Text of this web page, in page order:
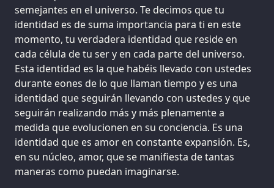
semejantes en el universo. Te decimos que tu
identidad es de suma importancia para ti en este
momento, tu verdadera identidad que reside en
cada célula de tu ser y en cada parte del universo.
Esta identidad es la que habéis llevado con ustedes
durante eones de lo que llaman tiempo y es una
identidad que seguirán llevando con ustedes y que
seguirán realizando más y más plenamente a
medida que evolucionen en su conciencia. Es una
identidad que es amor en constante expansión. Es,
en su núcleo, amor, que se manifiesta de tantas
maneras como puedan imaginarse.